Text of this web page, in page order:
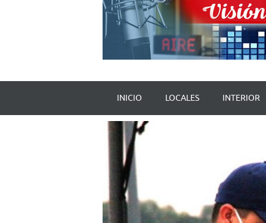
INICIO LOCALES INTERIOR